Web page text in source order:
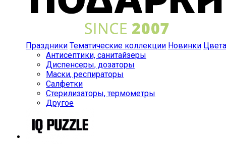
Праздники Тематические коллекции Новинки Цвета
Антисептики, санитайзеры
Диспенсеры, дозаторы
Маски, респираторы
Салфетки
Стерилизаторы, термометры
Другое